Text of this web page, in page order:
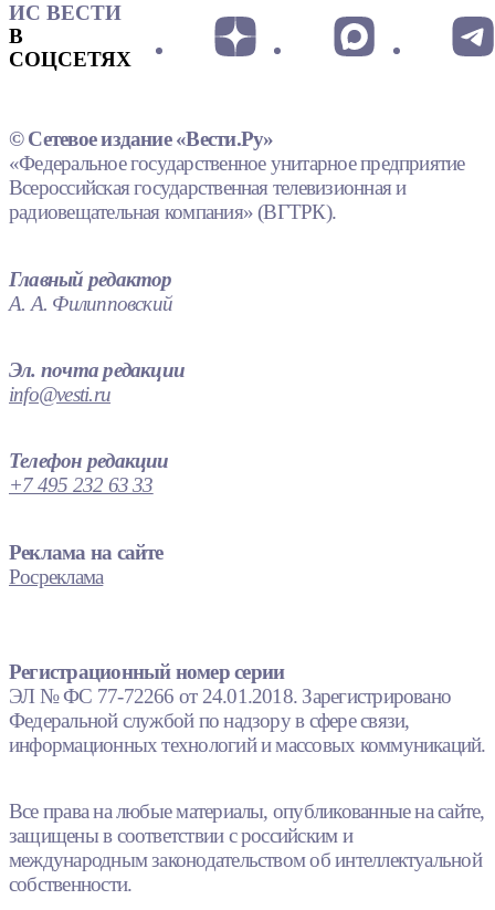
ИС ВЕСТИ
В
СОЦСЕТЯХ
© Сетевое издание «Вести.Ру»
«Федеральное государственное унитарное предприятие
Всероссийская государственная телевизионная и
радиовещательная компания» (ВГТРК).
Главный редактор
А. А. Филипповский
Эл. почта редакции
info@vesti.ru
Телефон редакции
+7 495 232 63 33
Реклама на сайте
Росреклама
Регистрационный номер серии
ЭЛ № ФС 77-72266 от 24.01.2018. Зарегистрировано
Федеральной службой по надзору в сфере связи,
информационных технологий и массовых коммуникаций.
Все права на любые материалы, опубликованные на сайте,
защищены в соответствии с российским и
международным законодательством об интеллектуальной
собственности.